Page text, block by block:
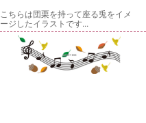
こちらは団栗を持って座る兎をイメ
ージしたイラストです...